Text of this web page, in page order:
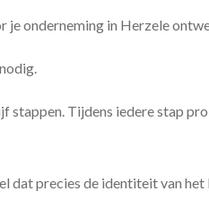
je onderneming in Herzele
stappen. Tijdens iedere stap
dat precies de identiteit van